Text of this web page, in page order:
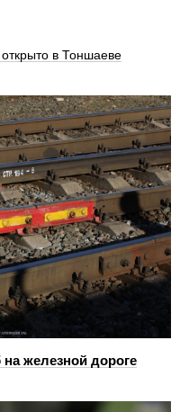
в Тоншаеве
железной дороге